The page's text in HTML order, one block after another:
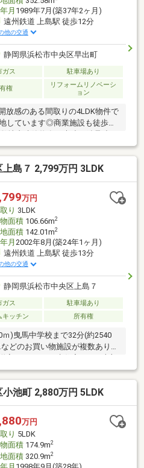
月 1989年7月(築37年2ヶ月)
遠州鉄道 上島駅 徒歩12分
他の交通
静岡県浜松市中央区早出町
ガス 駐車場あり
権
リフォームリノベーシ
ョン
放感のある間取りの4LDK物件で
しています◎商業施設も徒歩圏
Ｆ:47.9㎡）
島７ 2,799万円 3LDK
万円
り 3LDK
面積106.66m2
面積142.01m2
月 2002年8月(築24年1ヶ月)
遠州鉄道 上島駅 徒歩13分
他の交通
静岡県浜松市中央区上島７
ガス
駐車場あり
キッチン 所有権
)曳馬中学校まで32分(約2540
どのお買い物施設が複数あり、
を取り込み明るい空間となりま
キッチン搭載でゆったりとした
だけます。水回り・クロス・フ
品交換・リフォーム済みとなり
な新生活をスタートできます。
お尋ねください。
池町 2,880万円 5LDK
万円
り 5LDK
面積174.9m2
面積320.9m2